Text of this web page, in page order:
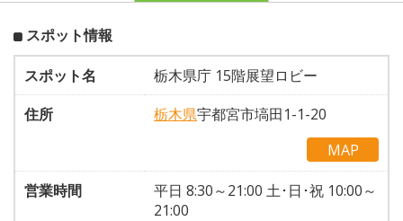
スポット情報
スポット名
栃木県庁 15階展望ロビー
住所
栃木県宇都宮市塙田1-1-20
MAP
営業時間
平日 8:30～21:00 土･日･祝 10:00～
21:00